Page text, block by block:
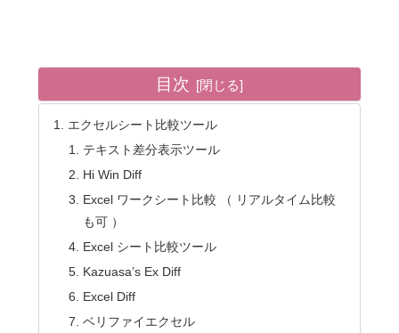
目次
エクセルシート比較ツール
テキスト差分表示ツール
Hi Win Diff
Excel ワークシート比較 （ リアルタイム比較
も可 ）
Excel シート比較ツール
Kazuasa’s Ex Diff
Excel Diff
ベリファイエクセル